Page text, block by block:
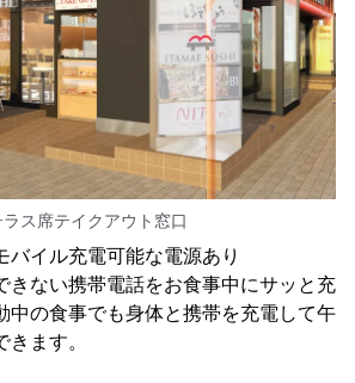
ラス席テイクアウト窓口
イル充電可能な電源あり
きない携帯電話をお食事中にサッと充
中の食事でも身体と携帯を充電して午
ます。